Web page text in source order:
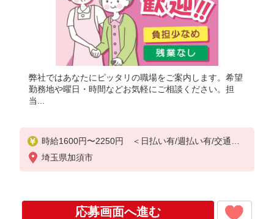
弊社ではあなたにピッタリの職場をご案内します。希望
勤務地や曜日・時間などお気軽にご相談ください。担
当...
時給1600円〜2250円 ＜日払い有/週払い有/交通費
全支給(ガソリン代含む)＞
埼玉県加須市
応募画面へ進む